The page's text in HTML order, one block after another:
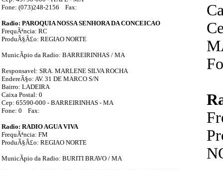
Fone: (073)248-2156 Fax:
Radio: PAROQUIA NOSSA SENHORA DA CONCEICAO
FrequÃªncia: RC
ProduÃ§Ã£o: REGIAO NORTE
MunicÃ­pio da Radio: BARREIRINHAS / MA
Responsavel: SRA. MARLENE SILVA ROCHA
EndereÃ§o: AV. 31 DE MARCO S/N
Bairro: LADEIRA
Caixa Postal: 0
Cep: 65590-000 - BARREIRINHAS - MA
Fone: 0 Fax:
Radio: RADIO AGUA VIVA
FrequÃªncia: FM
ProduÃ§Ã£o: REGIAO NORTE
MunicÃ­pio da Radio: BURITI BRAVO / MA